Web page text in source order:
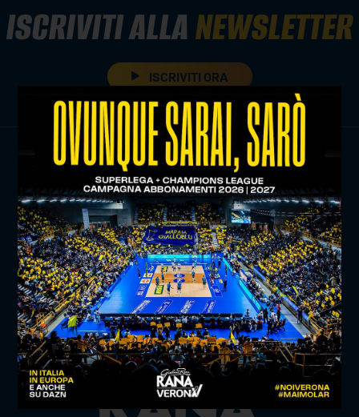
ISCRIVITI ALLANEWSLETTER
ISCRIVITI ORA
TITLE SPONSOR